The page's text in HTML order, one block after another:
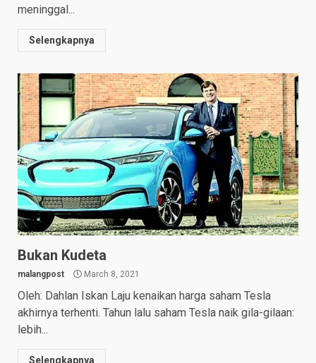
meninggal...
Selengkapnya
Bukan Kudeta
malangpost March 8, 2021
Oleh: Dahlan Iskan Laju kenaikan harga saham Tesla
akhirnya terhenti. Tahun lalu saham Tesla naik gila-gilaan:
lebih...
Selengkapnya